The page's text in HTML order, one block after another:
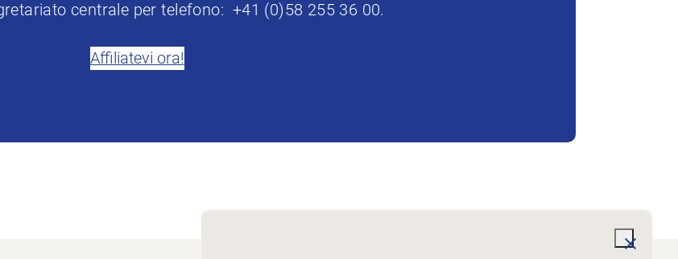
centrale per telefono: +41 (0)58 255 36 00.
Affiliatevi ora!